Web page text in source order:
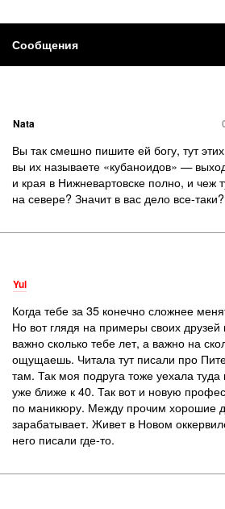
Сообщения
Nata
Вы так смешно пишите ей богу, тут
вы их называете «кубаноидов» —
и края в Нижневартовске полно, и чеж
на севере? Значит в вас дело все-таки?
Yul
Когда тебе за 35 конечно сложнее
Но вот глядя на примеры своих друзей
важно сколько тебе лет, а важно на
ощущаешь. Читала тут писали про
там. Так моя подруга тоже уехала
уже ближе к 40. Так вот и новую
по маникюру. Между прочим хорошие
зарабатывает. Живет в Новом
него писали где-то.